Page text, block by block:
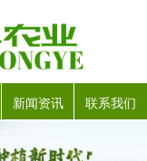
新闻资讯 联系我们